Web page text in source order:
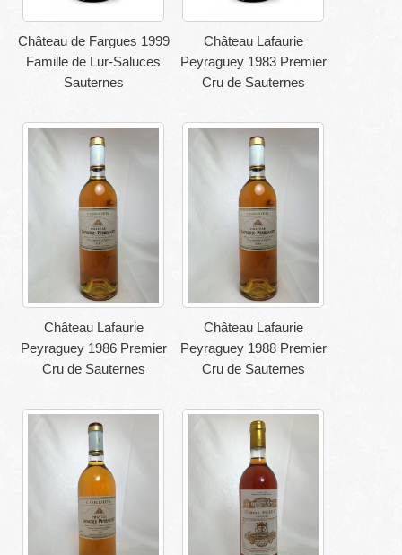
Château de Fargues 1999
Famille de Lur-Saluces
Sauternes
Château Lafaurie
Peyraguey 1983 Premier
Cru de Sauternes
Château Lafaurie
Peyraguey 1986 Premier
Cru de Sauternes
Château Lafaurie
Peyraguey 1988 Premier
Cru de Sauternes